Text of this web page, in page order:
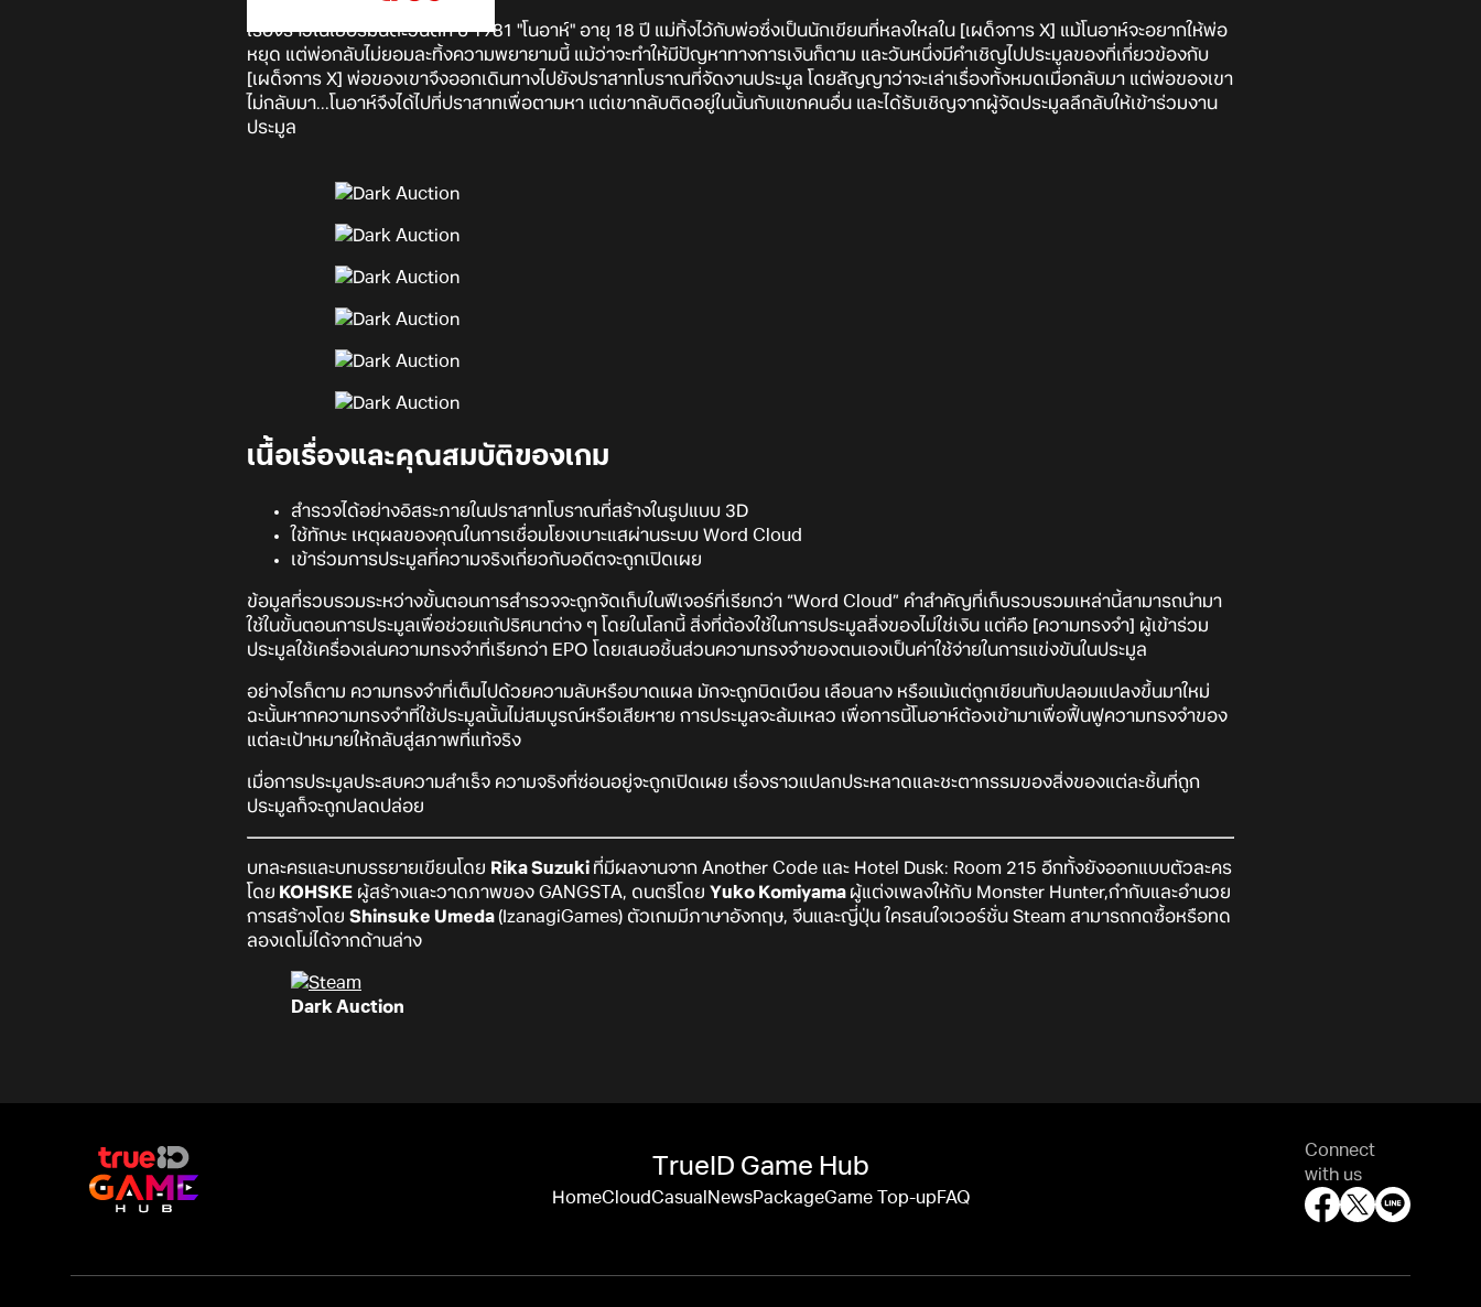
เรื่องราวในเยอรมนีตะวันตก ปี 1981 "โนอาห์" อายุ 18 ปี แม่ทิ้งไว้กับพ่อซึ่งเป็นนักเขียนที่หลงใหลใน [เผด็จการ X] แม้โนอาห์จะอยากให้พ่อ
หยุด แต่พ่อกลับไม่ยอมละทิ้งความพยายามนี้ แม้ว่าจะทำให้มีปัญหาทางการเงินก็ตาม และวันหนึ่งมีคำเชิญไปประมูลของที่เกี่ยวข้องกับ
[เผด็จการ X] พ่อของเขาจึงออกเดินทางไปยังปราสาทโบราณที่จัดงานประมูล โดยสัญญาว่าจะเล่าเรื่องทั้งหมดเมื่อกลับมา แต่พ่อของเขา
ไม่กลับมา...โนอาห์จึงได้ไปที่ปราสาทเพื่อตามหา แต่เขากลับติดอยู่ในนั้นกับแขกคนอื่น และได้รับเชิญจากผู้จัดประมูลลึกลับให้เข้าร่วมงาน
ประมูล
เนื้อเรื่องและคุณสมบัติของเกม
สำรวจได้อย่างอิสระภายในปราสาทโบราณที่สร้างในรูปแบบ 3D
ใช้ทักษะ เหตุผลของคุณในการเชื่อมโยงเบาะแสผ่านระบบ Word Cloud
เข้าร่วมการประมูลที่ความจริงเกี่ยวกับอดีตจะถูกเปิดเผย
ข้อมูลที่รวบรวมระหว่างขั้นตอนการสำรวจจะถูกจัดเก็บในฟีเจอร์ที่เรียกว่า “Word Cloud” คำสำคัญที่เก็บรวบรวมเหล่านี้สามารถนำมา
ใช้ในขั้นตอนการประมูลเพื่อช่วยแก้ปริศนาต่าง ๆ โดยในโลกนี้ สิ่งที่ต้องใช้ในการประมูลสิ่งของไม่ใช่เงิน แต่คือ [ความทรงจำ] ผู้เข้าร่วม
ประมูลใช้เครื่องเล่นความทรงจำที่เรียกว่า EPO โดยเสนอชิ้นส่วนความทรงจำของตนเองเป็นค่าใช้จ่ายในการแข่งขันในประมูล
อย่างไรก็ตาม ความทรงจำที่เต็มไปด้วยความลับหรือบาดแผล มักจะถูกบิดเบือน เลือนลาง หรือแม้แต่ถูกเขียนทับปลอมแปลงขึ้นมาใหม่
ฉะนั้นหากความทรงจำที่ใช้ประมูลนั้นไม่สมบูรณ์หรือเสียหาย การประมูลจะล้มเหลว เพื่อการนี้โนอาห์ต้องเข้ามาเพื่อฟื้นฟูความทรงจำของ
แต่ละเป้าหมายให้กลับสู่สภาพที่แท้จริง
เมื่อการประมูลประสบความสำเร็จ ความจริงที่ซ่อนอยู่จะถูกเปิดเผย เรื่องราวแปลกประหลาดและชะตากรรมของสิ่งของแต่ละชิ้นที่ถูก
ประมูลก็จะถูกปลดปล่อย
บทละครและบทบรรยายเขียนโดย Rika Suzuki ที่มีผลงานจาก Another Code และ Hotel Dusk: Room 215 อีกทั้งยังออกแบบตัวละคร
โดย KOHSKE ผู้สร้างและวาดภาพของ GANGSTA, ดนตรีโดย Yuko Komiyama ผู้แต่งเพลงให้กับ Monster Hunter,กำกับและอำนวย
การสร้างโดย Shinsuke Umeda(IzanagiGames) ตัวเกมมีภาษาอังกฤษ, จีนและญี่ปุ่น ใครสนใจเวอร์ชั่น Steam สามารถกดซื้อหรือทด
ลองเดโม่ได้จากด้านล่าง
Dark Auction
TrueID Game Hub
HomeCloudCasual NewsPackageGame Top-upFAQ
Connect
with us